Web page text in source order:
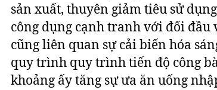
sản xuất, thuyên giảm tiêu sử
công dụng cạnh tranh với đối
cũng liên quan sự cải biến hóa
quy trình quy trình tiến độ công
khoảng ấy tăng sự ưa ăn uống